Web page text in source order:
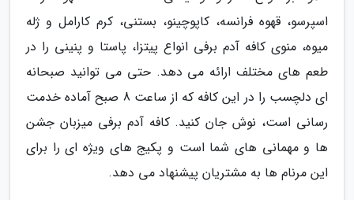
اسپرسو، قهوه فرانسه، کاپوچینو، بستنی، کرم کارامل و ژله
میوه، منوی کافه آدم برفی انواع پیتزا، پاستا و پنینی را در
طعم های مختلف ارائه می دهد. حتی می توانید صبحانه
ای دلچسب را در این کافه که از ساعت 8 صبح آماده خدمت
رسانی است، نوش جان کنید. کافه آدم برفی میزبان جشن
ها و مهمانی های شما است و پکیج های ویژه ای را برای
این مرنام ها به مشتریان پیشنهاد می دهد.